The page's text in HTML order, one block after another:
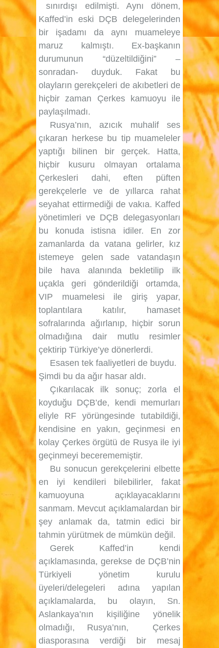
sınırdışı edilmişti. Aynı dönem,
Kaffed’in eski DÇB delegelerinden
bir işadamı da aynı muameleye
maruz kalmıştı. Ex-başkanın
durumunun “düzeltildiğini” –
sonradan- duyduk. Fakat bu
olayların gerekçeleri de akıbetleri de
hiçbir zaman Çerkes kamuoyu ile
paylaşılmadı.
Rusya’nın, azıcık muhalif ses
çıkaran herkese bu tip muameleler
yaptığı bilinen bir gerçek. Hatta,
hiçbir kusuru olmayan ortalama
Çerkesleri dahi, eften püften
gerekçelerle ve de yıllarca rahat
seyahat ettirmediği de vakıa. Kaffed
yönetimleri ve DÇB delegasyonları
bu konuda istisna idiler. En zor
zamanlarda da vatana gelirler, kız
istemeye gelen sade vatandaşın
bile hava alanında bekletilip ilk
uçakla geri gönderildiği ortamda,
VIP muamelesi ile giriş yapar,
toplantılara katılır, hamaset
sofralarında ağırlanıp, hiçbir sorun
olmadığına dair mutlu resimler
çektirip Türkiye’ye dönerlerdi.
Esasen tek faaliyetleri de buydu.
Şimdi bu da ağır hasar aldı.
Çıkarılacak ilk sonuç; zorla el
koyduğu DÇB’de, kendi memurları
eliyle RF yörüngesinde tutabildiği,
kendisine en yakın, geçinmesi en
kolay Çerkes örgütü de Rusya ile iyi
geçinmeyi becerememiştir.
Bu sonucun gerekçelerini elbette
en iyi kendileri bilebilirler, fakat
kamuoyuna açıklayacaklarını
sanmam. Mevcut açıklamalardan bir
şey anlamak da, tatmin edici bir
tahmin yürütmek de mümkün değil.
Gerek Kaffed’in kendi
açıklamasında, gerekse de DÇB’nin
Türkiyeli yönetim kurulu
üyeleri/delegeleri adına yapılan
açıklamalarda, bu olayın, Sn.
Aslankaya’nın kişiliğine yönelik
olmadığı, Rusya’nın,
Çerkes
diasporasına verdiği bir mesaj